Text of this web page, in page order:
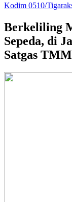
Kodim 0510/
Berkeliling
Sepeda, di
Satgas